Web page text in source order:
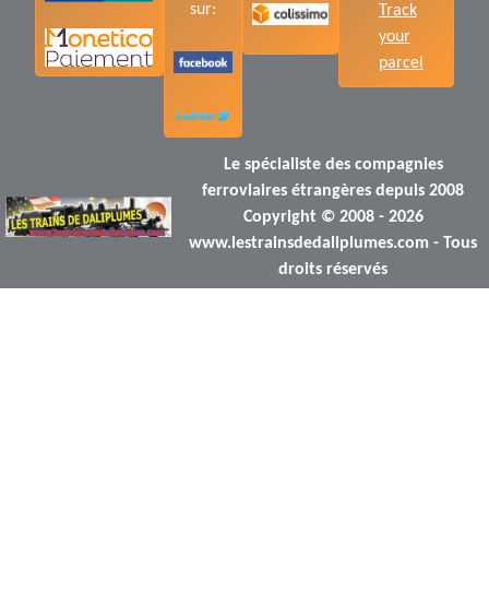
sur:
Track
your
parcel
Le spécialiste des compagnies
ferroviaires étrangères depuis 2008
Copyright © 2008 - 2026
www.lestrainsdedaliplumes.com - Tous
droits réservés